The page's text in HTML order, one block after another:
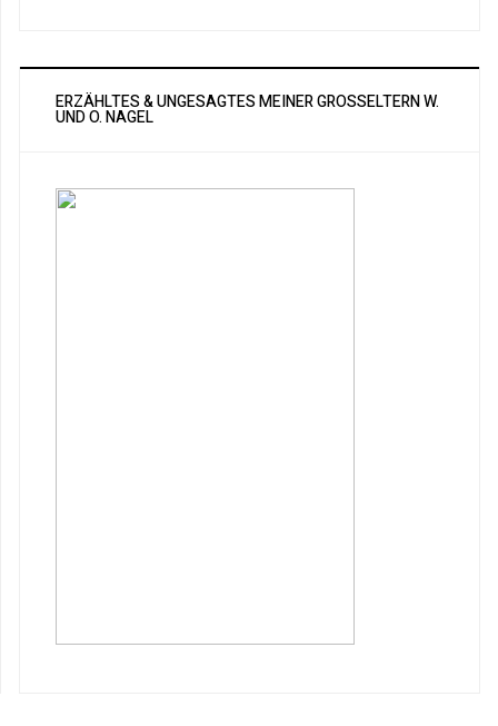
ERZÄHLTES & UNGESAGTES MEINER GROSSELTERN W. U
ND O. NAGEL